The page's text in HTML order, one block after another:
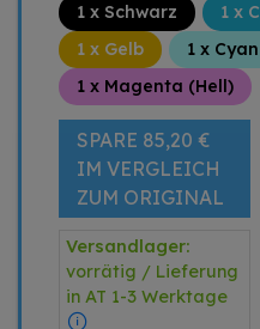
1 x Schwarz 1 x
1 x Gelb
1 x
1 x Magenta (Hell)
SPARE 85,20 €
IM VERGLEICH
ZUM ORIGINAL
Versandlager:
vorrätig / Lieferung
in AT 1-3 Werktage